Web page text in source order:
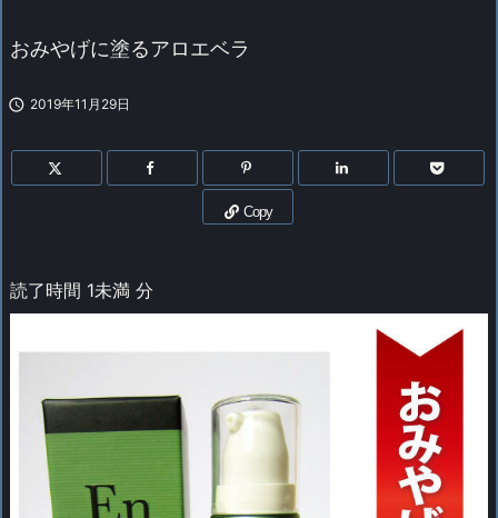
おみやげに塗るアロエベラ
 2019年11月29日
Copy
読了時間 1未満 分